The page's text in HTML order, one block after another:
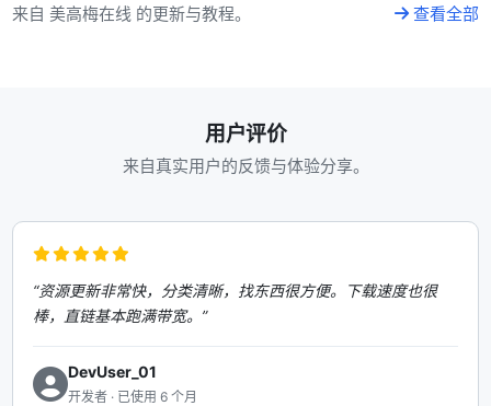
来自 美高梅在线 的更新与教程。 查看全部
用户评价
来自真实用户的反馈与体验分享。
“资源更新非常快，分类清晰，找东西很方便。下载速度也很
棒，直链基本跑满带宽。”
DevUser_01
开发者 · 已使用 6 个月